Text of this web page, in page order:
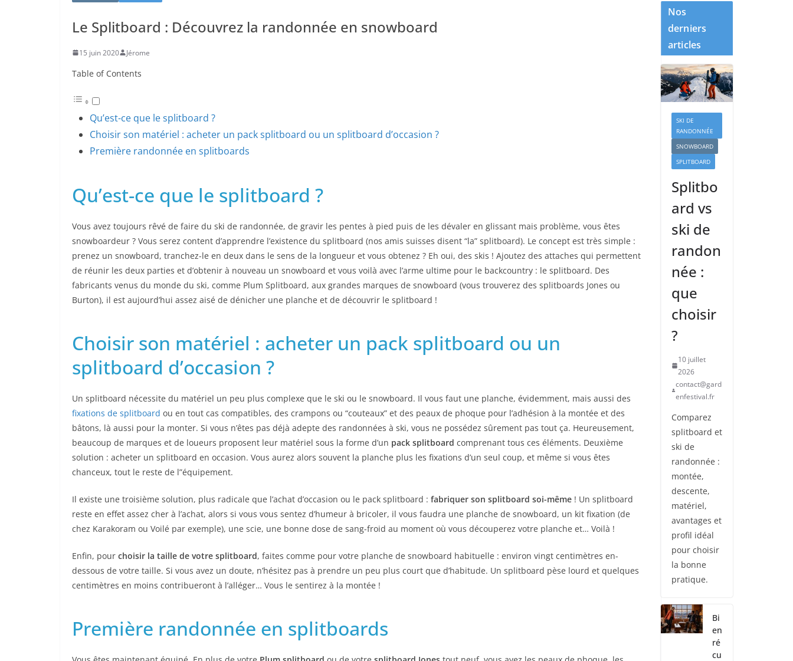
Le Splitboard : Découvrez la randonnée en snowboard
15 juin 2020 Jérome
Table of Contents
Qu’est-ce que le splitboard ?
Choisir son matériel : acheter un pack splitboard ou un splitboard d’occasion ?
Première randonnée en splitboards
Qu’est-ce que le splitboard ?
Vous avez toujours rêvé de faire du ski de randonnée, de gravir les pentes à pied puis de les dévaler en glissant mais problème, vous êtes
snowboardeur ? Vous serez content d’apprendre l’existence du splitboard (nos amis suisses disent “la” splitboard). Le concept est très simple :
prenez un snowboard, tranchez-le en deux dans le sens de la longueur et vous obtenez ? Eh oui, des skis ! Ajoutez des attaches qui permettent
de réunir les deux parties et d’obtenir à nouveau un snowboard et vous voilà avec l’arme ultime pour le backcountry : le splitboard. Des
fabricants venus du monde du ski, comme Plum Splitboard, aux grandes marques de snowboard (vous trouverez des splitboards Jones ou
Burton), il est aujourd’hui assez aisé de dénicher une planche et de découvrir le splitboard !
Choisir son matériel : acheter un pack splitboard ou un
splitboard d’occasion ?
Un splitboard nécessite du matériel un peu plus complexe que le ski ou le snowboard. Il vous faut une planche, évidemment, mais aussi des
fixations de splitboard ou en tout cas compatibles, des crampons ou “couteaux” et des peaux de phoque pour l’adhésion à la montée et des
bâtons, là aussi pour la monter. Si vous n’êtes pas déjà adepte des randonnées à ski, vous ne possédez sûrement pas tout ça. Heureusement,
beaucoup de marques et de loueurs proposent leur matériel sous la forme d’un pack splitboard comprenant tous ces éléments. Deuxième
solution : acheter un splitboard en occasion. Vous aurez alors souvent la planche plus les fixations d’un seul coup, et même si vous êtes
chanceux, tout le reste de l”équipement.
Il existe une troisième solution, plus radicale que l’achat d’occasion ou le pack splitboard : fabriquer son splitboard soi-même ! Un splitboard
reste en effet assez cher à l’achat, alors si vous vous sentez d’humeur à bricoler, il vous faudra une planche de snowboard, un kit fixation (de
chez Karakoram ou Voilé par exemple), une scie, une bonne dose de sang-froid au moment où vous découperez votre planche et… Voilà !
Enfin, pour choisir la taille de votre splitboard, faites comme pour votre planche de snowboard habituelle : environ vingt centimètres en-
dessous de votre taille. Si vous avez un doute, n’hésitez pas à prendre un peu plus court que d’habitude. Un splitboard pèse lourd et quelques
centimètres en moins contribueront à l’alléger… Vous le sentirez à la montée !
Première randonnée en splitboards
Nos
derniers
articles
SKI DE
RANDONNÉE
SNOWBOARD
SPLITBOARD
Splitbo
ard vs
ski de
randon
née :
que
choisir
?
10 juillet
2026
contact@gard
enfestival.fr
Comparez
splitboard et
ski de
randonnée :
montée,
descente,
matériel,
avantages et
profil idéal
pour choisir
la bonne
pratique.
Bi
en
ré
cu